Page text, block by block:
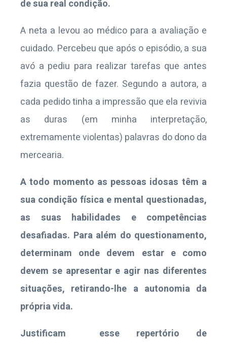
de sua real condição.
A neta a levou ao médico para a avaliação e
cuidado. Percebeu que após o episódio, a sua
avó a pediu para realizar tarefas que antes
fazia questão de fazer. Segundo a autora, a
cada pedido tinha a impressão que ela revivia
as duras (em minha interpretação,
extremamente violentas) palavras do dono da
mercearia.
A todo momento as pessoas idosas têm a
sua condição física e mental questionadas,
as suas habilidades e competências
desafiadas. Para além do questionamento,
determinam onde devem estar e como
devem se apresentar e agir nas diferentes
situações, retirando-lhe a autonomia da
própria vida.
Justificam esse repertório de